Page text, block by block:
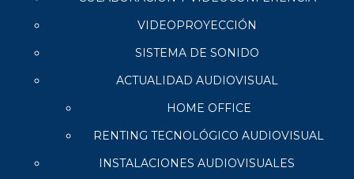
VIDEOPROYECCIÓN
SISTEMA DE SONIDO
ACTUALIDAD AUDIOVISUAL
HOME OFFICE
RENTING TECNOLÓGICO AUDIOVISUAL
INSTALACIONES AUDIOVISUALES